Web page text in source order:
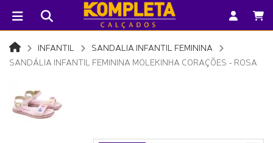
INFANTIL
SANDALIA INFANTIL FEMININA
SANDÁLIA INFANTIL FEMININA MOLEKINHA CORAÇÕES - ROSA